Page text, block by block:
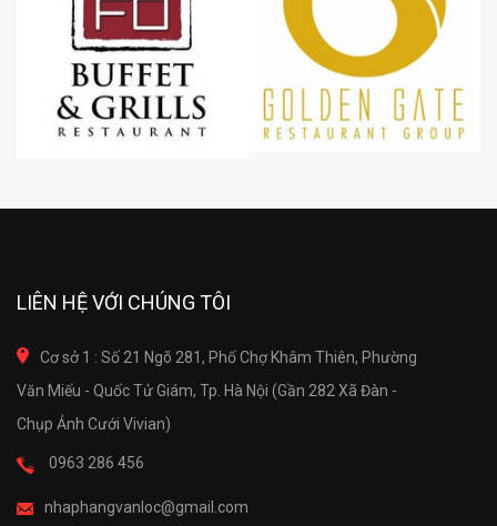
LIÊN HỆ VỚI CHÚNG TÔI
Cơ sở 1 : Số 21 Ngõ 281, Phố Chợ Khâm Thiên, Phường
Văn Miếu - Quốc Tử Giám, Tp. Hà Nội (Gần 282 Xã Đàn -
Chụp Ảnh Cưới Vivian)
0963 286 456
nhaphangvanloc@gmail.com